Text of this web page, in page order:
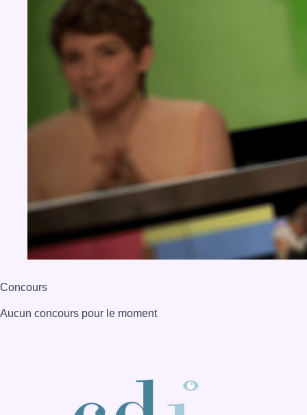
Aucun concours pour le moment